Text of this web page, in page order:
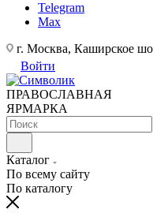
Telegram
Max
г. Москва, Каширское
Войти
ПРАВОСЛАВНАЯ
ЯРМАРКА
Каталог
По всему сайту
По каталогу